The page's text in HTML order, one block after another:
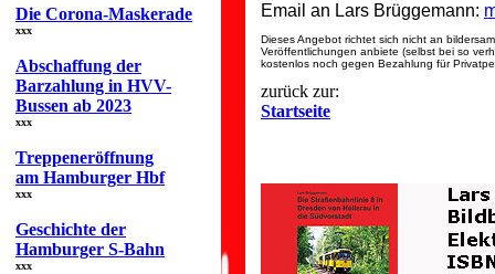
Die Corona-Maskerade
xxx
Abschaffung der
Barzahlung in HVV-
Bussen ab 2023
xxx
Treppeneröffnung
am Hamburger Hbf
xxx
Geschichte der
Hamburger S-Bahn
xxx
Email an Lars Brüggemann:
Dieses Angebot richtet sich nicht an
Veröffentlichungen anbiete (selbst bei so
kostenlos noch gegen Bezahlung für
zurück zur:
Startseite